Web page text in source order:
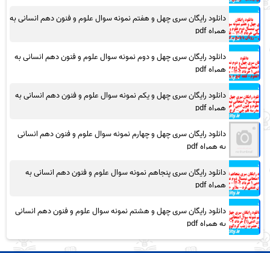
دانلود رایگان سری چهل و هفتم نمونه سوال علوم و فنون دهم انسانی به
همراه pdf
دانلود رایگان سری چهل و دوم نمونه سوال علوم و فنون دهم انسانی به
همراه pdf
دانلود رایگان سری چهل و یکم نمونه سوال علوم و فنون دهم انسانی به
همراه pdf
دانلود رایگان سری چهل و چهارم نمونه سوال علوم و فنون دهم انسانی
به همراه pdf
دانلود رایگان سری پنجاهم نمونه سوال علوم و فنون دهم انسانی به
همراه pdf
دانلود رایگان سری چهل و هشتم نمونه سوال علوم و فنون دهم انسانی
به همراه pdf